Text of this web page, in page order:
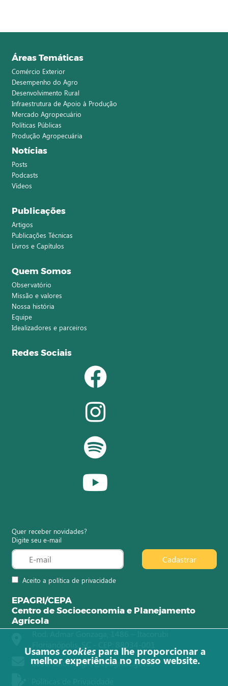
Áreas Temáticas
Comércio Exterior
Desempenho do Agro
Desenvolvimento Rural
Infraestrutura de Apoio à Produção
Mercado Agropecuário
Políticas Públicas
Produção Agropecuária
Notícias
Posts
Podcasts
Vídeos
Publicações
Artigos
Publicações Técnicas
Livros e Capítulos
Quem Somos
Observatório
Missão e valores
Nossa história
Equipe
Idealizadores e parceiros
Redes Sociais
Quer receber novidades?
Digite seu e-mail
Aceito a política de privacidade
Cadastrar
EPAGRI/CEPA
Centro de Socioeconomia e Planejamento
Agrícola
observatorioagro@epagri.sc.gov.br
Usamos cookies para lhe proporcionar a
melhor experiência no nosso website.